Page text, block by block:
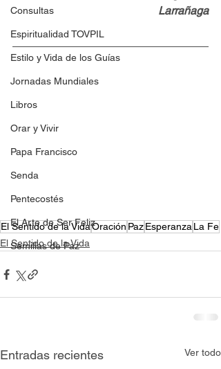
Consultas
Espiritualidad TOVPIL
Estilo y Vida de los Guías
Jornadas Mundiales
Libros
Orar y Vivir
Papa Francisco
Senda
Pentecostés
El Arte de Ser Feliz
Semillas de Paz
Larrañaga
El Sentido de la VidaOración PazEsperanzaLa Fe
El Sentido de la Vida
Entradas recientes Ver todo